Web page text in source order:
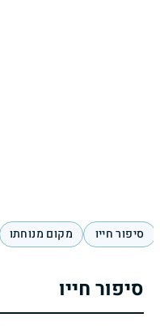
סיפור חייו מקום מנוחתו
סיפור חייו